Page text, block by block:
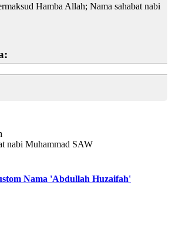
Hamba Allah; Nama sahabat nabi
nabi Muhammad SAW
Nama 'Abdullah Huzaifah'